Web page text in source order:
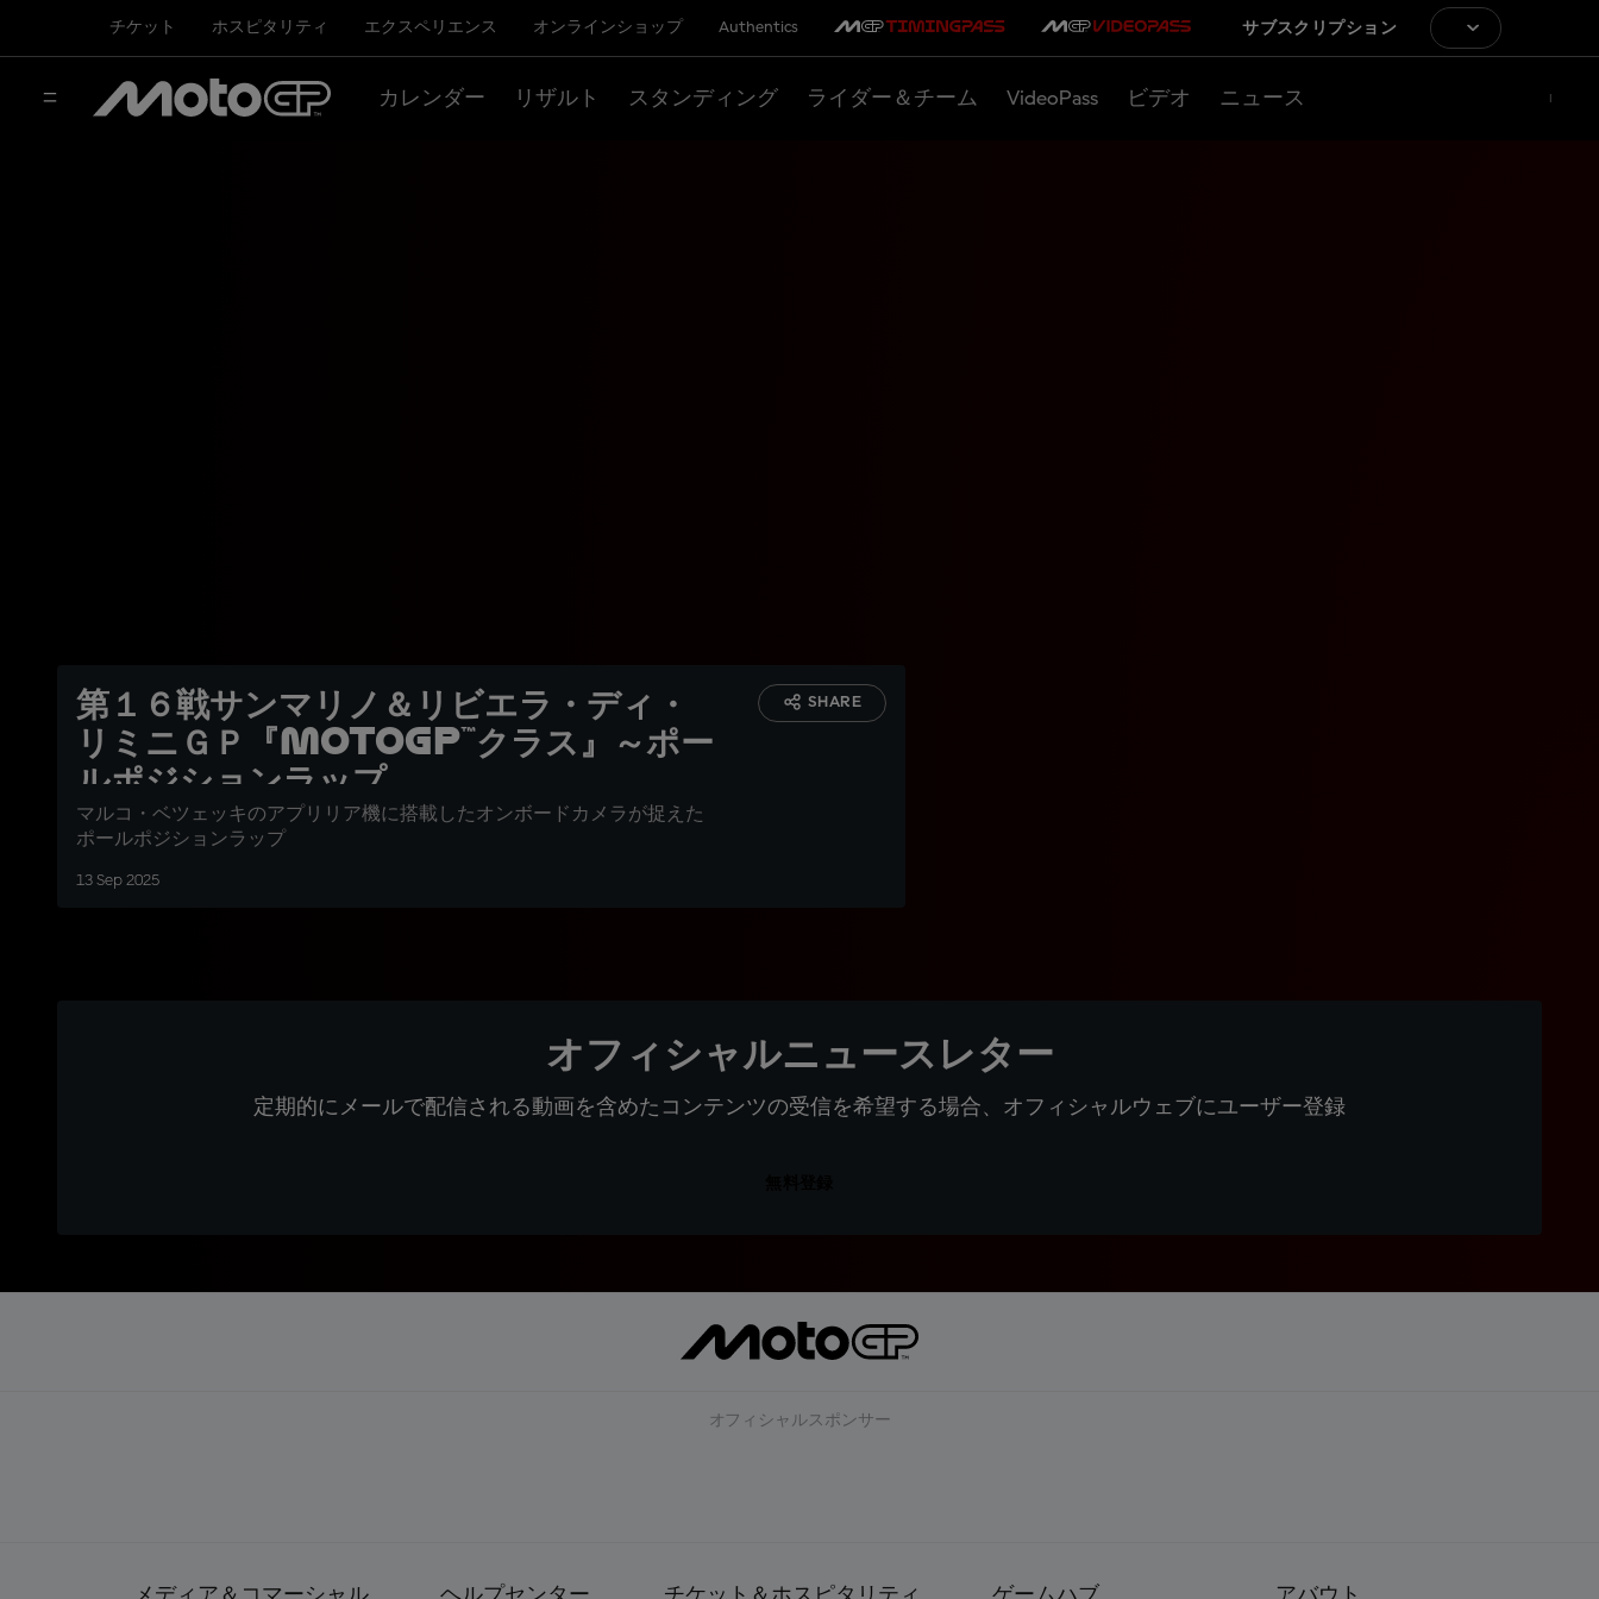
チケット ホスピタリティ エクスペリエンス オンラインショップ Authentics サブスクリプション
カレンダー リザルト スタンディング ライダー＆チーム VideoPass ビデオ ニュース
第１６戦サンマリノ＆リビエラ・ディ・
リミニＧＰ『MotoGP™クラス』～ポー
ルポジションラップ
マルコ・ベツェッキのアプリリア機に搭載したオンボードカメラが捉えた
ポールポジションラップ
13 Sep 2025
SHARE
オフィシャルニュースレター
定期的にメールで配信される動画を含めたコンテンツの受信を希望する場合、オフィシャルウェブにユーザー登録
オフィシャルスポンサー